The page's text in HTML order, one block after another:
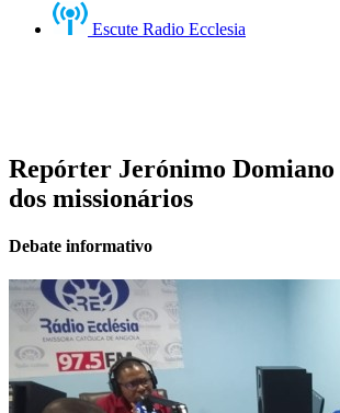
Escute Radio Ecclesia
Repórter Jerónimo Domiano
dos missionários
Debate informativo